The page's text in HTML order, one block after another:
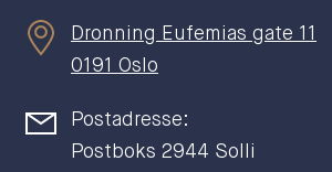
Dronning Eufemias gate 11
0191 Oslo
Postadresse:
Postboks 2944 Solli